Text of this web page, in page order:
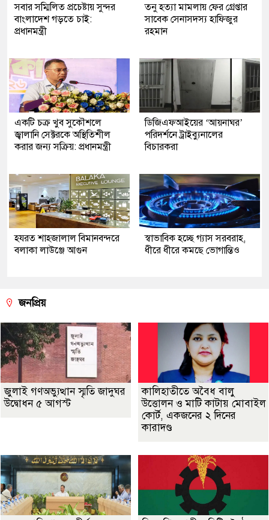
সবার সম্মিলিত প্রচেষ্টায় সুন্দর
বাংলাদেশ গড়তে চাই:
প্রধানমন্ত্রী
তনু হত্যা মামলায় ফের গ্রেপ্তার
সাবেক সেনাসদস্য হাফিজুর
রহমান
একটি চক্র খুব সুকৌশলে
জ্বালানি সেক্টরকে অস্থিতিশীল
করার জন্য সক্রিয়: প্রধানমন্ত্রী
ডিজিএফআইয়ের ‘আয়নাঘর’
পরিদর্শনে ট্রাইব্যুনালের
বিচারকরা
হযরত শাহজালাল বিমানবন্দরে
বলাকা লাউঞ্জে আগুন
স্বাভাবিক হচ্ছে গ্যাস সরবরাহ,
ধীরে ধীরে কমছে ভোগান্তিও
জনপ্রিয়
জুলাই গণঅভ্যুত্থান স্মৃতি জাদুঘর
উদ্বোধন ৫ আগস্ট
কালিহাতীতে অবৈধ বালু
উত্তোলন ও মাটি কাটায় মোবাইল
কোর্ট, একজনের ২ দিনের
কারাদণ্ড